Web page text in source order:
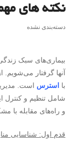
نکته های
دسته‌بندی نشده
بیماری‌های سبک
آنها گرفتار
با استرس است.
شامل تنظیم و کنترل
و راه‌های مقابله با
قدم اول: شناسایی